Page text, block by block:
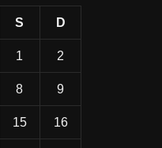
S D
1 2
8 9
15 16